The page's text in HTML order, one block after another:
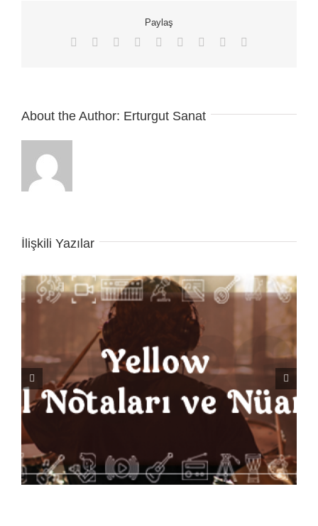
Paylaş
Facebook Reddit LinkedInWhatsApp
TumblrPinterest
About the Author: Erturgut Sanat
İlişkili Yazılar
Seven Nation Army Davul Notaları ve Nüansları